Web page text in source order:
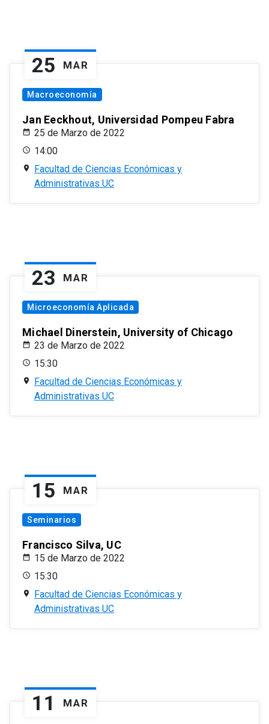
25 MAR
Macroeconomía
Jan Eeckhout, Universidad Pompeu Fabra
25 de Marzo de 2022
14:00
Facultad de Ciencias Económicas y
Administrativas UC
23 MAR
Microeconomía Aplicada
Michael Dinerstein, University of Chicago
23 de Marzo de 2022
15:30
Facultad de Ciencias Económicas y
Administrativas UC
15 MAR
Seminarios
Francisco Silva, UC
15 de Marzo de 2022
15:30
Facultad de Ciencias Económicas y
Administrativas UC
11 MAR